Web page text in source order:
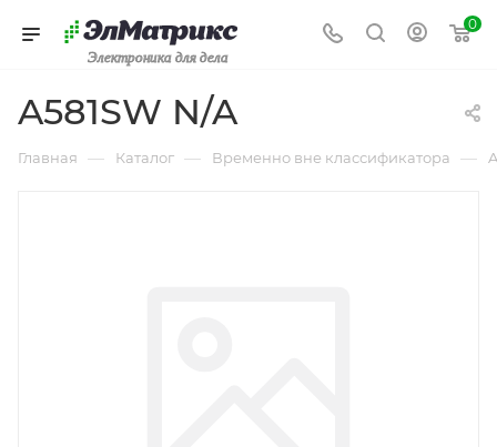
Электроника для дела
0
A581SW N/A
Главная — Каталог — Временно вне классификатора —